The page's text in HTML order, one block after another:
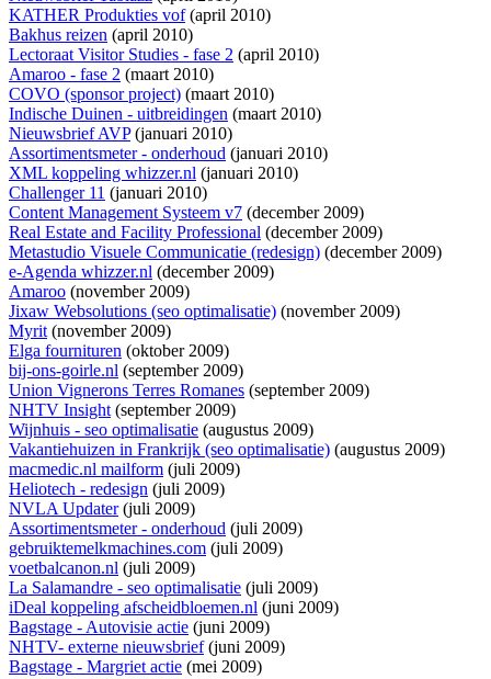
KATHER Produkties vof(april 2010)
Bakhus reizen (april 2010)
Lectoraat Visitor Studies - fase 2 (april 2010)
Amaroo - fase 2 (maart 2010)
COVO (sponsor project) (maart 2010)
Indische Duinen - uitbreidingen (maart 2010)
Nieuwsbrief AVP(januari 2010)
Assortimentsmeter - onderhoud (januari 2010)
XML koppeling whizzer.nl (januari 2010)
Challenger 11 (januari 2010)
Content Management Systeem v7 (december 2009)
Real Estate and Facility Professional (december 2009)
Metastudio Visuele Communicatie (redesign) (december 2009)
e-Agenda whizzer.nl (december 2009)
Amaroo (november 2009)
Jixaw Websolutions (seo optimalisatie) (november 2009)
Myrit(november 2009)
Elga fournituren (oktober 2009)
bij-ons-goirle.nl (september 2009)
Union Vignerons Terres Romanes (september 2009)
NHTV Insight(september 2009)
Wijnhuis - seo optimalisatie (augustus 2009)
Vakantiehuizen in Frankrijk (seo optimalisatie) (augustus 2009)
macmedic.nl mailform (juli 2009)
Heliotech - redesign (juli 2009)
NVLA Updater(juli 2009)
Assortimentsmeter - onderhoud (juli 2009)
gebruiktemelkmachines.com (juli 2009)
voetbalcanon.nl (juli 2009)
La Salamandre - seo optimalisatie (juli 2009)
iDeal koppeling afscheidbloemen.nl (juni 2009)
Bagstage - Autovisie actie (juni 2009)
NHTV- externe nieuwsbrief(juni 2009)
Bagstage - Margriet actie (mei 2009)